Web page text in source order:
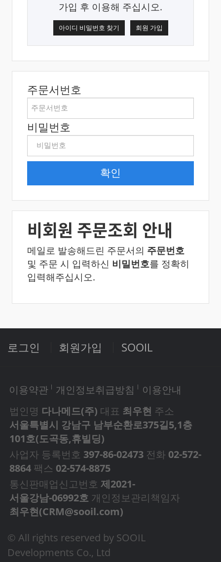
가입 후 이용해 주십시오.
아이디 비밀번호 찾기 회원 가입
주문서번호
비밀번호
비회원 주문조회 안내
메일로 발송해드린 주문서의 주문번호
및 주문 시 입력하신 비밀번호를 정확히
입력해주십시오.
로그인 회원가입 SOOIL
이용약관 개인정보취급방침
이용안내
법인명 다나메드(주) 대표 최우현 주소
서울특별시 강남구 남부순환로375길5,1층
101호(도곡동,휴빌딩)
사업자 등록번호 397-86-02473 전화 02-572-
8864 팩스 02-574-8875
통신판매업신고번호제2021-
서울강남-06992호 개인정보관리책임자
최우현(CRM@sooil.com)
© All rights reserved by SOOIL
Developments Co., Ltd